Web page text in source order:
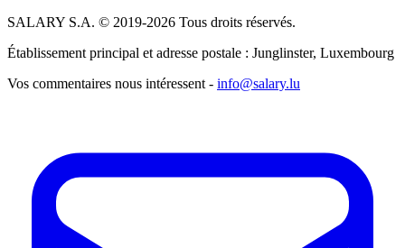
SALARY S.A. © 2019-2026 Tous droits réservés.
Établissement principal et adresse postale : Junglinster, Luxembourg
Vos commentaires nous intéressent - info@salary.lu